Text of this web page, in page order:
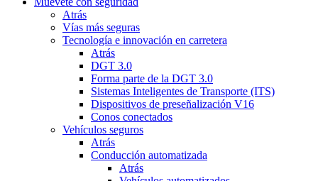
Atrás
Vías más seguras
Tecnología e innovación en carretera
Atrás
DGT 3.0
Forma parte de la DGT 3.0
Sistemas Inteligentes de Transporte (ITS)
Dispositivos de preseñalización V16
Conos conectados
Vehículos seguros
Atrás
Conducción automatizada
Atrás